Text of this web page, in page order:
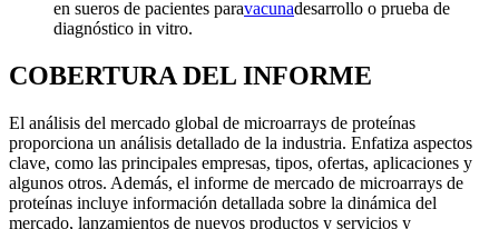
en sueros de pacientes paravacunadesarrollo o prueba de
diagnóstico in vitro.
COBERTURA DEL INFORME
El análisis del mercado global de microarrays de proteínas
proporciona un análisis detallado de la industria. Enfatiza aspectos
clave, como las principales empresas, tipos, ofertas, aplicaciones y
algunos otros. Además, el informe de mercado de microarrays de
proteínas incluye información detallada sobre la dinámica del
mercado, lanzamientos de nuevos productos y servicios y